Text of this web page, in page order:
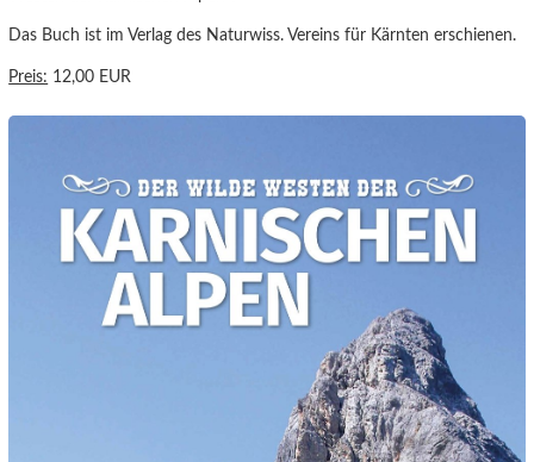
Das Buch ist im Verlag des Naturwiss. Vereins für Kärnten erschienen.
Preis: 12,00 EUR